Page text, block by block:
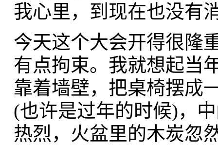
我心里，到现在也没有
今天这个大会开得很隆
有点拘束。我就想起当
靠着墙壁，把桌椅摆成
(也许是过年的时候)，
热烈，火盆里的木炭忽